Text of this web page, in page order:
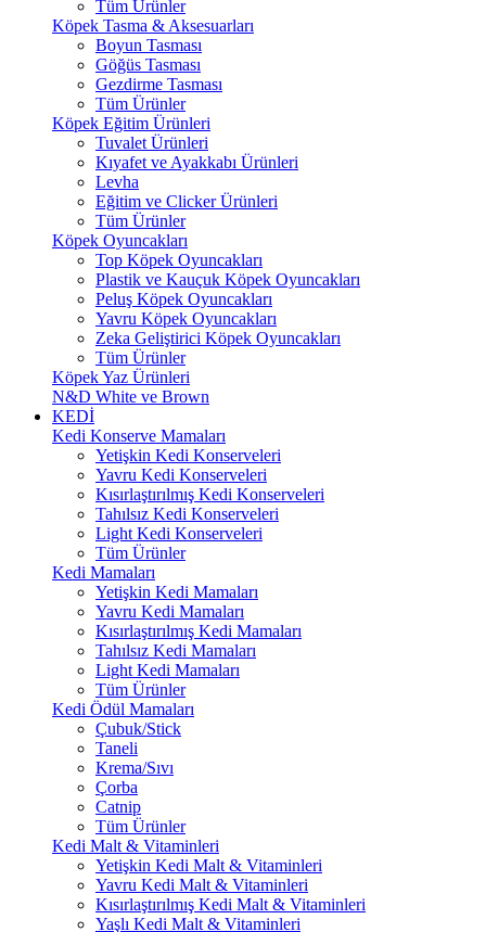
Tüm Ürünler
Köpek Tasma & Aksesuarları
Boyun Tasması
Göğüs Tasması
Gezdirme Tasması
Tüm Ürünler
Köpek Eğitim Ürünleri
Tuvalet Ürünleri
Kıyafet ve Ayakkabı Ürünleri
Levha
Eğitim ve Clicker Ürünleri
Tüm Ürünler
Köpek Oyuncakları
Top Köpek Oyuncakları
Plastik ve Kauçuk Köpek Oyuncakları
Peluş Köpek Oyuncakları
Yavru Köpek Oyuncakları
Zeka Geliştirici Köpek Oyuncakları
Tüm Ürünler
Köpek Yaz Ürünleri
N&D White ve Brown
KEDİ
Kedi Konserve Mamaları
Yetişkin Kedi Konserveleri
Yavru Kedi Konserveleri
Kısırlaştırılmış Kedi Konserveleri
Tahılsız Kedi Konserveleri
Light Kedi Konserveleri
Tüm Ürünler
Kedi Mamaları
Yetişkin Kedi Mamaları
Yavru Kedi Mamaları
Kısırlaştırılmış Kedi Mamaları
Tahılsız Kedi Mamaları
Light Kedi Mamaları
Tüm Ürünler
Kedi Ödül Mamaları
Çubuk/Stick
Taneli
Krema/Sıvı
Çorba
Catnip
Tüm Ürünler
Kedi Malt & Vitaminleri
Yetişkin Kedi Malt & Vitaminleri
Yavru Kedi Malt & Vitaminleri
Kısırlaştırılmış Kedi Malt & Vitaminleri
Yaşlı Kedi Malt & Vitaminleri